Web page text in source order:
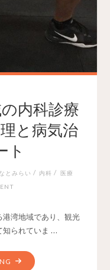
内科診療
と病気治
ト
とみらい / 内科 / 医療
湾地域であり、観光
知られていま …